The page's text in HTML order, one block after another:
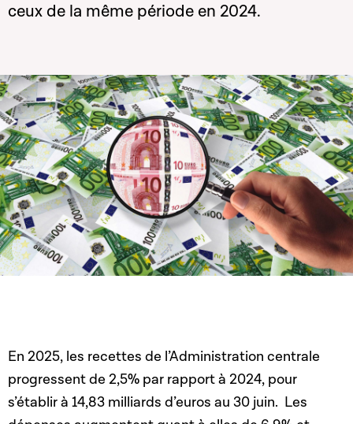
ceux de la même période en 2024.
En 2025, les recettes de l’Administration centrale
progressent de 2,5% par rapport à 2024, pour
s’établir à 14,83 milliards d’euros au 30 juin. Les